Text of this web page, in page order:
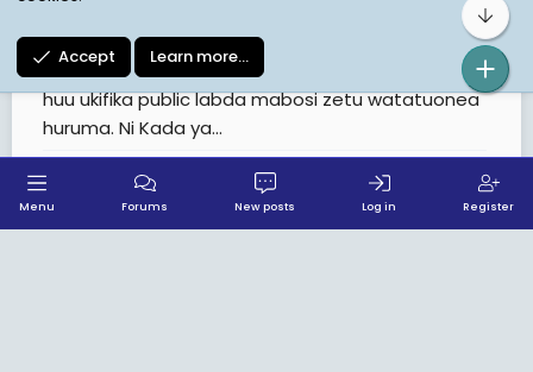
Tanga hatujalipwa fedha ya kujikimu na
tunafanya kazi kwa mazingira magumu, ujumbe
huu ukifika public labda mabosi zetu watatuonea
huruma. Ni Kada ya...
Accept Learn more…
Menu Forums New posts Log in Register